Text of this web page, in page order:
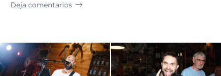
Deja comentarios